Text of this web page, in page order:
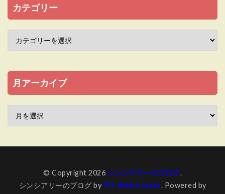
カテゴリー
月アーカイブ
© Copyright 2026 シンシアリーのブログ.
シンシアリーのブログ by FIT-Web Create. Powered by